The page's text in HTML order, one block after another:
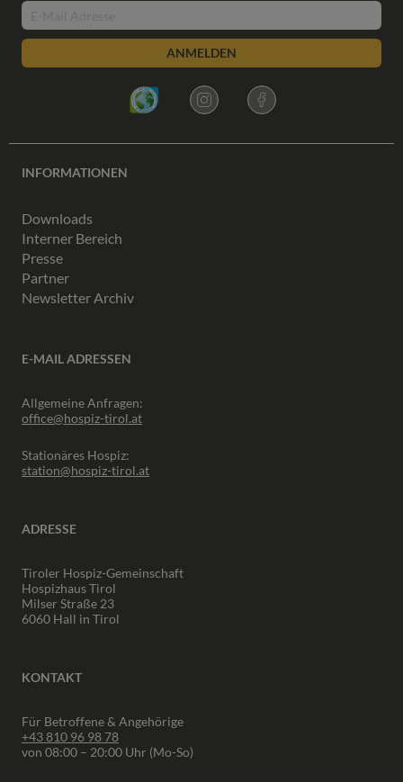
ANMELDEN
INFORMATIONEN
Downloads
Interner Bereich
Presse
Partner
Newsletter Archiv
E-MAIL ADRESSEN
Allgemeine Anfragen:
office@hospiz-tirol.at
Stationäres Hospiz:
station@hospiz-tirol.at
ADRESSE
Tiroler Hospiz-Gemeinschaft
Hospizhaus Tirol
Milser Straße 23
6060 Hall in Tirol
KONTAKT
Für Betroffene & Angehörige
+43 810 96 98 78
von 08:00 – 20:00 Uhr (Mo-So)